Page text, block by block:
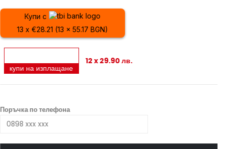
Купи с
13 x €28.21 (13 x 55.17 BGN)
купи на изплащане
12 x 29.90 лв.
Поръчка по телефона